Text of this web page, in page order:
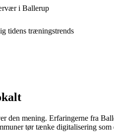
i Ballerup
tidens træningstrends
den mening. Erfaringerne fra
tør tænke digitalisering